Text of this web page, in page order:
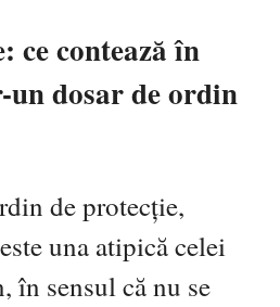
ce contează în
dosar de ordin
de protecție,
una atipică celei
în sensul că nu se